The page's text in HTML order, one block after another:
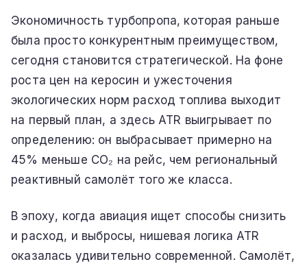
Экономичность турбопропа, которая раньше
была просто конкурентным преимуществом,
сегодня становится стратегической. На фоне
роста цен на керосин и ужесточения
экологических норм расход топлива выходит
на первый план, а здесь ATR выигрывает по
определению: он выбрасывает примерно на
45% меньше CO₂ на рейс, чем региональный
реактивный самолёт того же класса.
В эпоху, когда авиация ищет способы снизить
и расход, и выбросы, нишевая логика ATR
оказалась удивительно современной. Самолёт,